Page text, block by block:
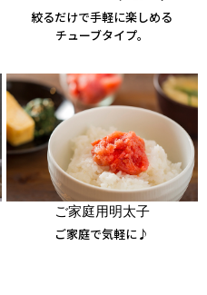
絞るだけで手軽に楽しめる
チューブタイプ。
ご家庭用明太子
ご家庭で気軽に♪